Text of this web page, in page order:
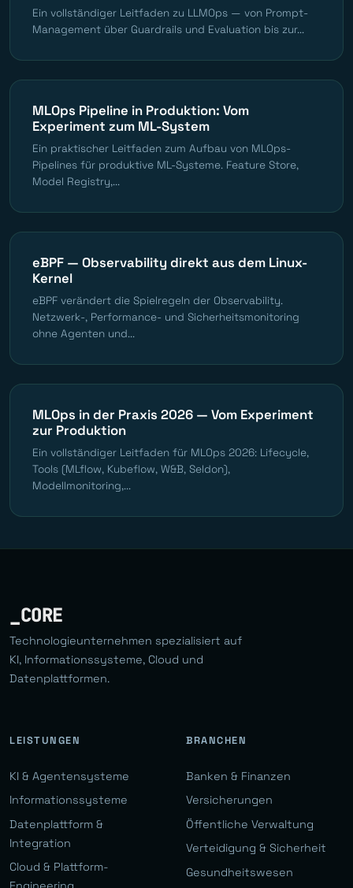
Ein vollständiger Leitfaden zu LLMOps — von Prompt-
Management über Guardrails und Evaluation bis zur...
MLOps Pipeline in Produktion: Vom
Experiment zum ML-System
Ein praktischer Leitfaden zum Aufbau von MLOps-
Pipelines für produktive ML-Systeme. Feature Store,
Model Registry,...
eBPF — Observability direkt aus dem Linux-
Kernel
eBPF verändert die Spielregeln der Observability.
Netzwerk-, Performance- und Sicherheitsmonitoring
ohne Agenten und...
MLOps in der Praxis 2026 — Vom Experiment
zur Produktion
Ein vollständiger Leitfaden für MLOps 2026: Lifecycle,
Tools (MLflow, Kubeflow, W&B, Seldon),
Modellmonitoring,...
_CORE
Technologieunternehmen spezialisiert auf
KI, Informationssysteme, Cloud und
Datenplattformen.
LEISTUNGEN
KI & Agentensysteme
Informationssysteme
Datenplattform &
Integration
Cloud & Plattform-
BRANCHEN
Banken & Finanzen
Versicherungen
Öffentliche Verwaltung
Verteidigung & Sicherheit
Gesundheitswesen